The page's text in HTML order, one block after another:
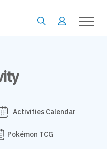
Activities Calendar
Pokémon TCG